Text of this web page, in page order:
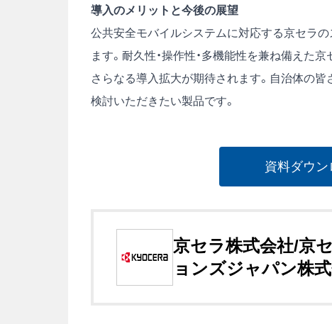
導入のメリットと今後の展望
公共安全モバイルシステムに対応する京セラ
ます。耐久性・操作性・多機能性を兼ね備えた
さらなる導入拡大が期待されます。自治体の
検討いただきたい製品です。
資料ダウ
京セラ株式会社/京
ョンズジャパン株